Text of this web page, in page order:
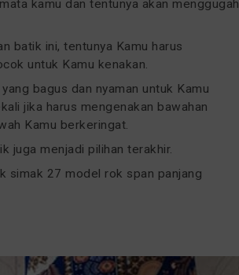
kamu dan tentunya akan menggugah
batik ini, tentunya Kamu harus
untuk Kamu kenakan.
bagus dan nyaman untuk Kamu
jika harus mengenakan bawahan
Kamu berkeringat.
juga menjadi pilihan terakhir.
simak 27 model rok span panjang